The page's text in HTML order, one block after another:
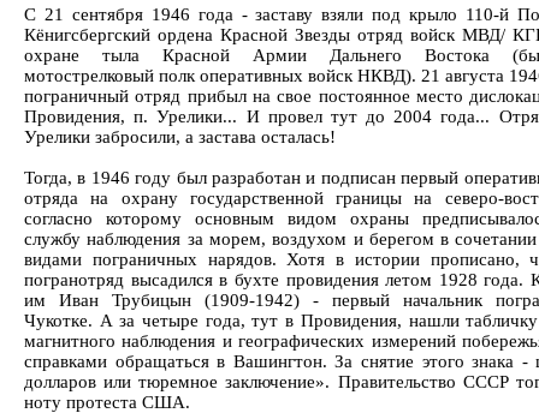
С 21 сентября 1946 года - заставу взяли под крыло 110-й
Кёнигсбергский ордена Красной Звезды отряд войск МВД/
охране тыла Красной Армии Дальнего Востока
мотострелковый полк оперативных войск НКВД). 21 августа
пограничный отряд прибыл на свое постоянное место
Провидения, п. Урелики... И провел тут до 2004 года...
Урелики забросили, а застава осталась!
Тогда, в 1946 году был разработан и подписан первый
отряда на охрану государственной границы на северо-
согласно которому основным видом охраны
службу наблюдения за морем, воздухом и берегом в
видами пограничных нарядов. Хотя в истории прописано,
погранотряд высадился в бухте провидения летом 1928 года.
им Иван Трубицын (1909-1942) - первый начальник
Чукотке. А за четыре года, тут в Провидения, нашли
магнитного наблюдения и географических измерений
справками обращаться в Вашингтон. За снятие этого знака
долларов или тюремное заключение». Правительство СССР
ноту протеста США.